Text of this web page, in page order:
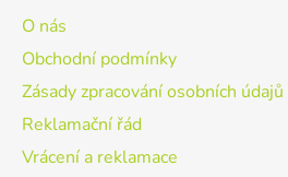
O nás
Obchodní podmínky
Zásady zpracování osobních údajů
Reklamační řád
Vrácení a reklamace